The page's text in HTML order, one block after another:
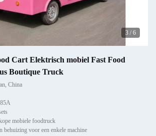
3 / 6
Cart Elektrisch mobiel Fast Food
Boutique Truck
China
mobiele foodtruck
behuizing voor een enkele machine